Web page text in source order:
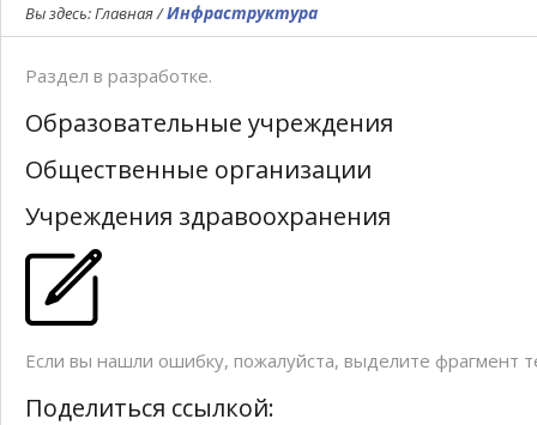
Вы здесь:Главная/Инфраструктура
Раздел в разработке.
Образовательные учреждения
Общественные организации
Учреждения здравоохранения
Если вы нашли ошибку, пожалуйста, выделите фрагмент
Поделиться ссылкой: